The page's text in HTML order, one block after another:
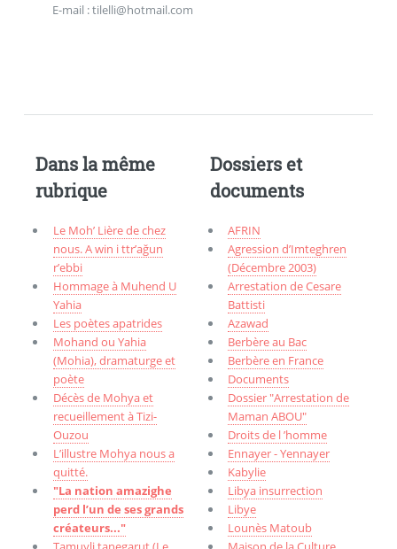
E-mail : tilelli@hotmail.com
Dans la même
rubrique
Le Moh’ Lière de chez
nous. A win i ttr’ağun
r’ebbi
Hommage à Muhend U
Yahia
Les poètes apatrides
Mohand ou Yahia
(Mohia), dramaturge et
poète
Décès de Mohya et
recueillement à Tizi-
Ouzou
L’illustre Mohya nous a
quitté.
"La nation amazighe
perd l’un de ses grands
créateurs..."
Dossiers et
documents
AFRIN
Agression d’Imteghren
(Décembre 2003)
Arrestation de Cesare
Battisti
Azawad
Berbère au Bac
Berbère en France
Documents
Dossier "Arrestation de
Maman ABOU"
Droits de l ’homme
Ennayer - Yennayer
Kabylie
Libya insurrection
Libye
Lounès Matoub